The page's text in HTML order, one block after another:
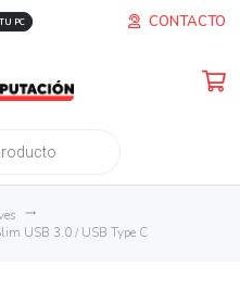
PC CONTACTO
trending_flat
USB 3.0 / USB Type C